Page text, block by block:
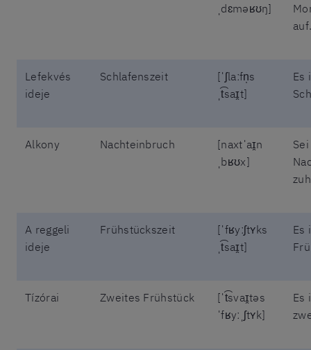
ˌdɛməʁʊŋ]
Lefekvés
ideje
Schlafenszeit
[ˈʃlaːfn̩s
ˌt͡saɪ̯t]
Es
Alkony Nachteinbruch
[naxtˈaɪ̯n
ˌbʁʊx]
A reggeli
ideje
Frühstückszeit
[ˈfʁyːʃtʏks
ˌt͡saɪ̯t]
Es
Tízórai Zweites Frühstück
[ˈt͡svaɪ̯təs
ˈfʁyːˌʃtʏk]
Es